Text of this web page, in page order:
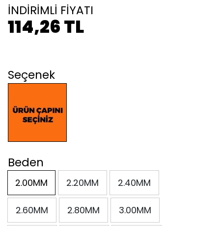
İNDİRİMLİ FİYATI
114,26 TL
Seçenek
Beden
2.00MM 2.20MM 2.40MM
2.60MM 2.80MM 3.00MM